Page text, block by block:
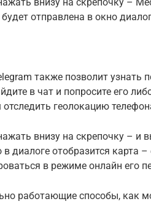
отправлена в окно
также позволит узнать
в чат и попросите его
геолокацию
внизу на скрепочку – и
в диалоге отобразится карта
в режиме онлайн его
работающие способы, как